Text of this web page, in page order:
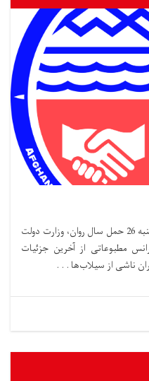
کابل – افغانستان، قرار است امروز یک‌شنبه 26 حمل سال روان، وزارت دولت
مطبوعاتی از آخرین جزئیات
ناشی از سیلاب‌ها . . .